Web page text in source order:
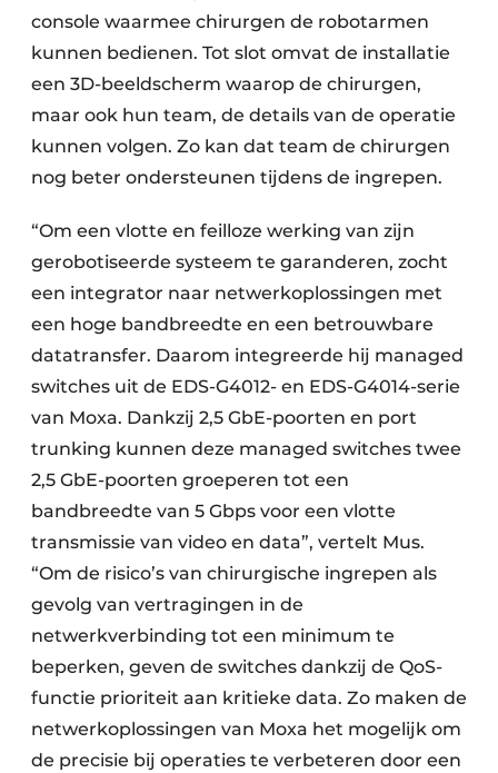
console waarmee chirurgen de robotarmen
kunnen bedienen. Tot slot omvat de installatie
een 3D-beeldscherm waarop de chirurgen,
maar ook hun team, de details van de operatie
kunnen volgen. Zo kan dat team de chirurgen
nog beter ondersteunen tijdens de ingrepen.
“Om een vlotte en feilloze werking van zijn
gerobotiseerde systeem te garanderen, zocht
een integrator naar netwerkoplossingen met
een hoge bandbreedte en een betrouwbare
datatransfer. Daarom integreerde hij managed
switches uit de EDS-G4012- en EDS-G4014-serie
van Moxa. Dankzij 2,5 GbE-poorten en port
trunking kunnen deze managed switches twee
2,5 GbE-poorten groeperen tot een
bandbreedte van 5 Gbps voor een vlotte
transmissie van video en data”, vertelt Mus.
“Om de risico’s van chirurgische ingrepen als
gevolg van vertragingen in de
netwerkverbinding tot een minimum te
beperken, geven de switches dankzij de QoS-
functie prioriteit aan kritieke data. Zo maken de
netwerkoplossingen van Moxa het mogelijk om
de precisie bij operaties te verbeteren door een